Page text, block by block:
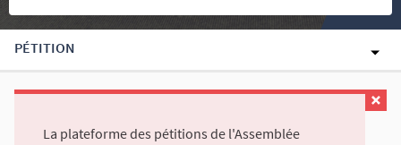
PÉTITION
La plateforme des pétitions de l'Assemblée